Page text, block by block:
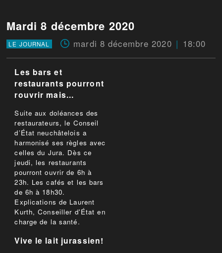
Mardi 8 décembre 2020
LE JOURNAL mardi 8 décembre 2020 18:00
Les bars et
restaurants pourront
rouvrir mais...
Suite aux doléances des
restaurateurs, le Conseil
d’État neuchâtelois a
harmonisé ses règles avec
celles du Jura. Dès ce
jeudi, les restaurants
pourront ouvrir de 6h à
23h. Les cafés et les bars
de 6h à 18h30.
Explications de Laurent
Kurth, Conseiller d'État en
charge de la santé.
Vive le lait jurassien!